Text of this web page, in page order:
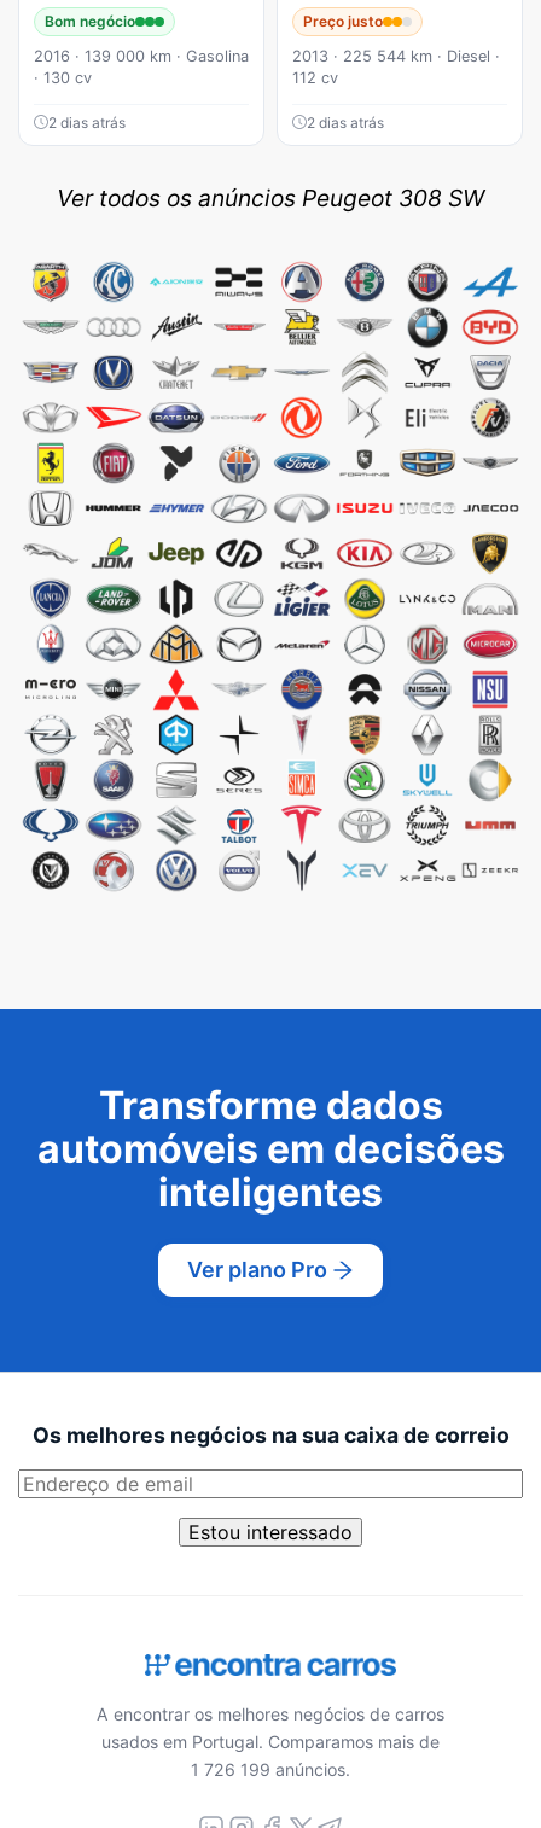
Bom negócio
2016 · 139 000 km · Gasolina
· 130 cv
2 dias atrás
Preço justo
2013 · 225 544 km · Diesel ·
112 cv
2 dias atrás
Ver todos os anúncios Peugeot 308 SW
Transforme dados
automóveis em decisões
inteligentes
Ver plano Pro
Os melhores negócios na sua caixa de correio
Estou interessado
A encontrar os melhores negócios de carros
usados em Portugal. Comparamos mais de
1 726 199 anúncios.